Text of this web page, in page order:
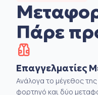
Πάρε
Επαγγελματίες
Ανάλογα το μέγεθος
φορτηγό και δύο